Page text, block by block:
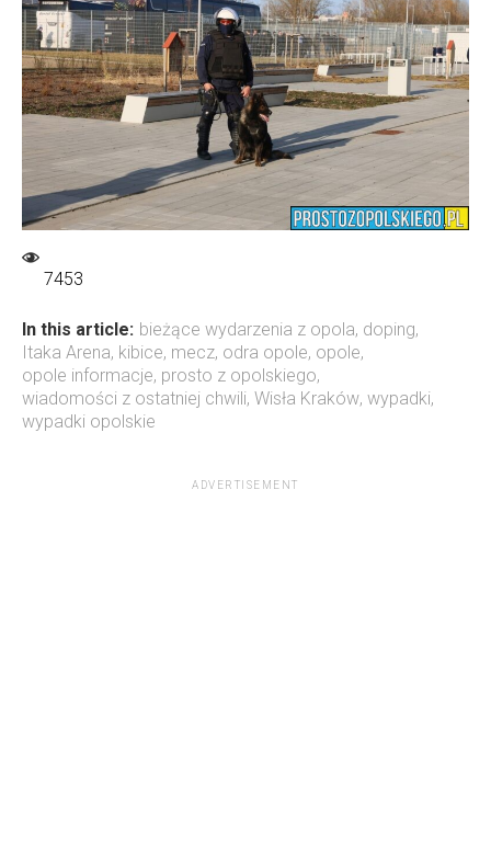
7453
In this article: bieżące wydarzenia z opola, doping,
Itaka Arena, kibice, mecz, odra opole, opole,
opole informacje, prosto z opolskiego,
wiadomości z ostatniej chwili, Wisła Kraków, wypadki,
wypadki opolskie
ADVERTISEMENT